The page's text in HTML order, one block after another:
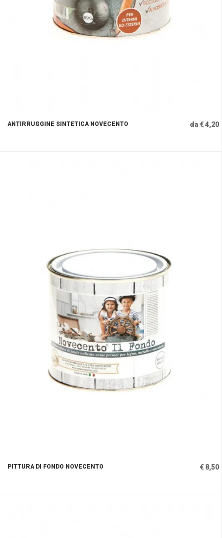
ANTIRRUGGINE SINTETICA NOVECENTO da € 4,20
PITTURA DI FONDO NOVECENTO € 8,50